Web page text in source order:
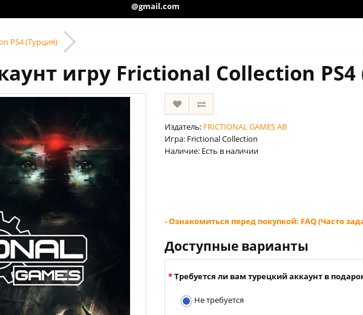
@gmail.com
PS4 (Турция)
игру Frictional Collection
Издатель: FRICTIONAL GAMES AB
Игра: Frictional Collection
Наличие: Есть в наличии
- Ознакомиться перед покупкой: FAQ (Часто
Доступные варианты
Требуется ли вам турецкий аккаунт в
Не требуется